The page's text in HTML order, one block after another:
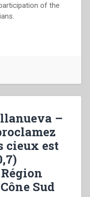
of the
–
cieux est
Sud